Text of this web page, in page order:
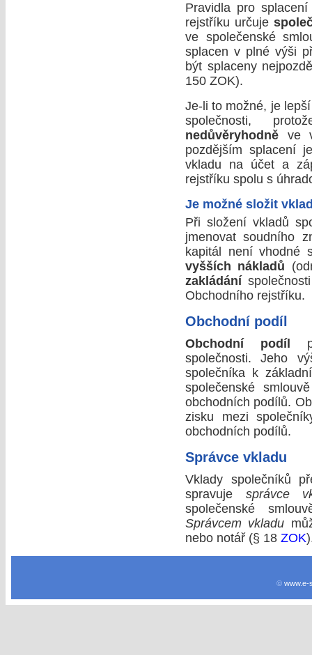
Pravidla pro
rejstříku určuje
ve společenské
splacen v plné výši
být splaceny
150 ZOK).
Je-li to možné, je
společnosti,
nedůvěryhodně ve
pozdějším splacení
vkladu na účet a
rejstříku spolu s
Je možné složit
Při složení vkladů
jmenovat soudního
kapitál není vhodné
vyšších nákladů
zakládání
Obchodního rejstříku.
Obchodní podíl
Obchodní podíl
společnosti. Jeho
společníka k
společenské
obchodních podílů.
zisku mezi
obchodních podílů.
Správce vkladu
Vklady společníků
spravuje správce
společenské
Správcem vkladu
nebo notář (§ 18 ZOK
© www.e-